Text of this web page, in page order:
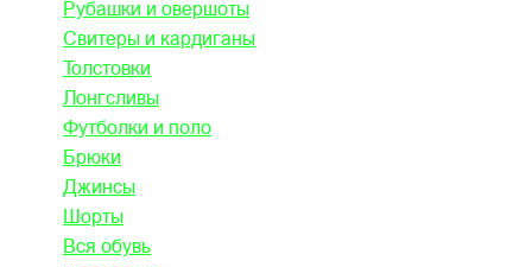
Рубашки и овершоты
Свитеры и кардиганы
Толстовки
Лонгсливы
Футболки и поло
Брюки
Джинсы
Шорты
Вся обувь